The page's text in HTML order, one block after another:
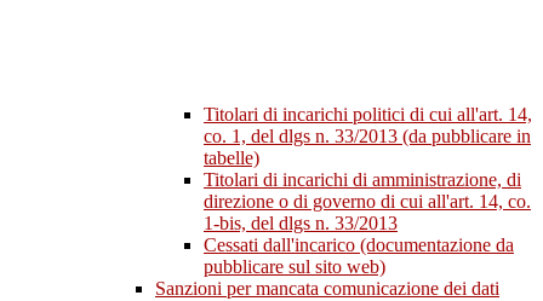
Titolari di incarichi politici di cui all'art. 14,
co. 1, del dlgs n. 33/2013 (da pubblicare in
tabelle)
Titolari di incarichi di amministrazione, di
direzione o di governo di cui all'art. 14, co.
1-bis, del dlgs n. 33/2013
Cessati dall'incarico (documentazione da
pubblicare sul sito web)
Sanzioni per mancata comunicazione dei dati